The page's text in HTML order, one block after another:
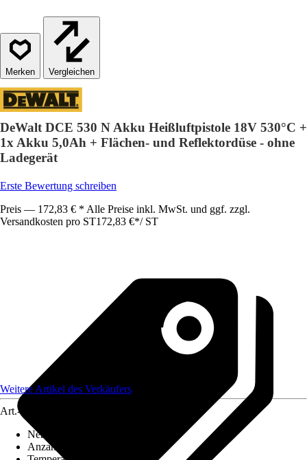
Vergleichen
DeWalt DCE 530 N Akku Heißluftpistole 18V 530°C +
1x Akku 5,0Ah + Flächen- und Reflektordüse - ohne
Ladegerät
Erste Bewertung schreiben
Preis — 172,83 € * Alle Preise inkl. MwSt. und ggf. zzgl.
Versandkosten pro ST172,83 €*/ ST
Weitere Artikel des Verkäufers
Art.-Nr.
Nennaufnahmeleistung
Anzahl Temperaturstufen